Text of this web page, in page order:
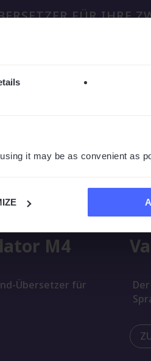
it may be as convenient as
FÜR IHRE
M4
Übersetzer für